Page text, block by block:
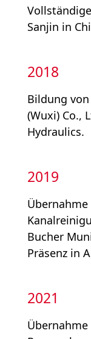
Sanjin in
2018
Bildung
(Wuxi) Co.,
Hydraulics.
2019
Bucher
Präsenz in
2021